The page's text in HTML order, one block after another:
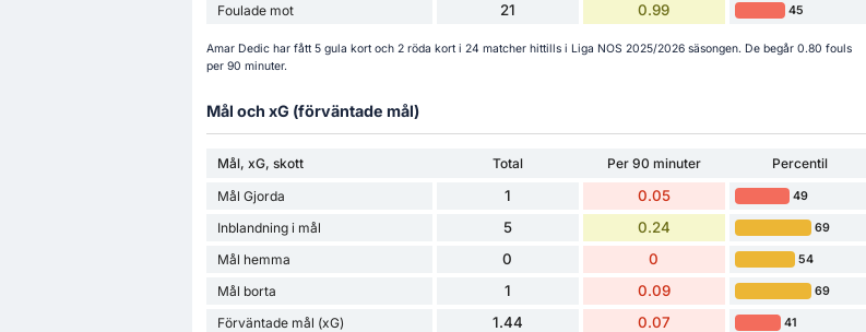
Foulade mot 21 0.99 45
Amar Dedic har fått 5 gula kort och 2 röda kort i 24 matcher hittills i Liga NOS 2025/2026 säsongen. De begår 0.80 fouls
per 90 minuter.
Mål och xG (förväntade mål)
Mål, xG, skott Total Per 90 minuter
Percentil
Mål Gjorda
1 0.05 49
Inblandning i mål 5 0.24 69
Mål hemma 0 0 54
Mål borta 1 0.09 69
Förväntade mål (xG) 1.44 0.07 41